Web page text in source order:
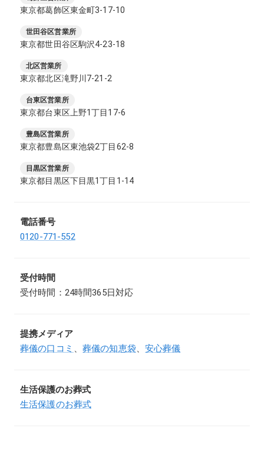
東京都葛飾区東金町3-17-10
世田谷区営業所
東京都世田谷区駒沢4-23-18
北区営業所
東京都北区滝野川7-21-2
台東区営業所
東京都台東区上野1丁目17-6
豊島区営業所
東京都豊島区東池袋2丁目62-8
目黒区営業所
東京都目黒区下目黒1丁目1-14
電話番号
0120-771-552
受付時間
受付時間：24時間365日対応
提携メディア
葬儀の口コミ 、葬儀の知恵袋、安心葬儀
生活保護のお葬式
生活保護のお葬式